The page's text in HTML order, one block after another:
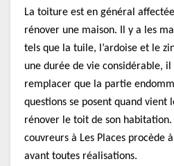
La toiture est en général
rénover une maison. Il y a les
tels que la tuile, l’ardoise et le
une durée de vie considérable, il
remplacer que la partie
questions se posent quand vient
rénover le toit de son
couvreurs à Les Places procède
avant toutes réalisations.